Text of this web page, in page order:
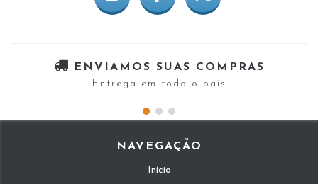
ENVIAMOS SUAS COMPRAS
Entrega em todo o país
NAVEGAÇÃO
Início